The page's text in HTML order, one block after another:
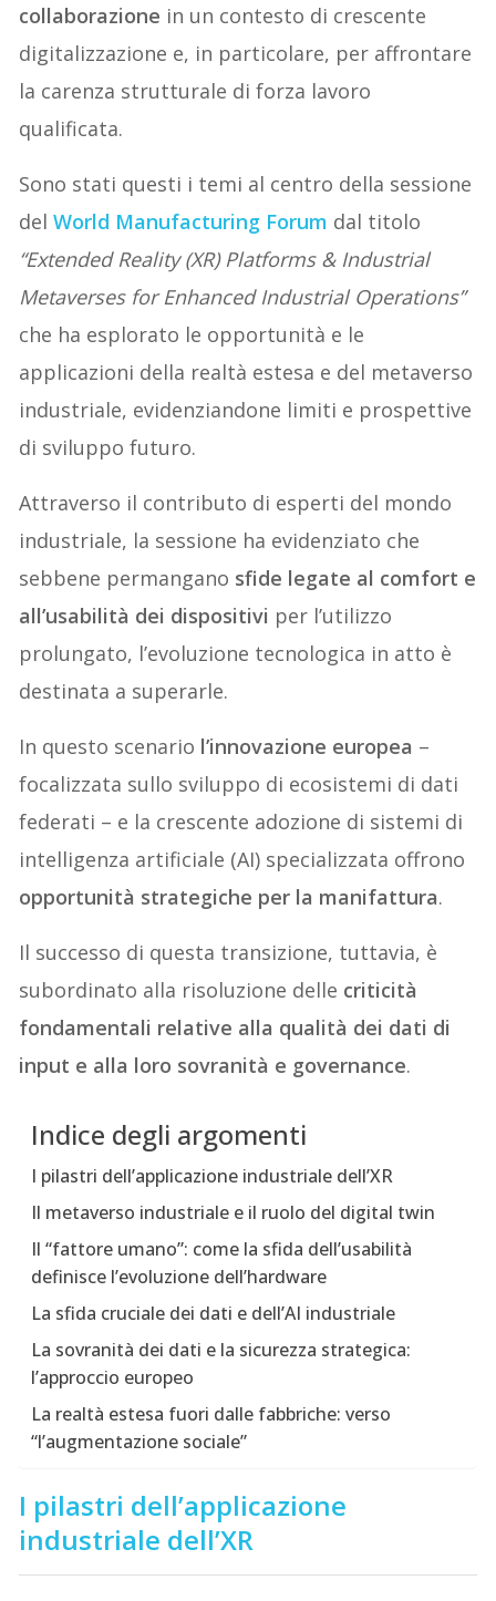
collaborazione in un contesto di crescente
digitalizzazione e, in particolare, per affrontare
la carenza strutturale di forza lavoro
qualificata.
Sono stati questi i temi al centro della sessione
del World Manufacturing Forum dal titolo
“Extended Reality (XR) Platforms & Industrial
Metaverses for Enhanced Industrial Operations”
che ha esplorato le opportunità e le
applicazioni della realtà estesa e del metaverso
industriale, evidenziandone limiti e prospettive
di sviluppo futuro.
Attraverso il contributo di esperti del mondo
industriale, la sessione ha evidenziato che
sebbene permangano sfide legate al comfort e
all’usabilità dei dispositivi per l’utilizzo
prolungato, l’evoluzione tecnologica in atto è
destinata a superarle.
In questo scenario l’innovazione europea –
focalizzata sullo sviluppo di ecosistemi di dati
federati – e la crescente adozione di sistemi di
intelligenza artificiale (AI) specializzata offrono
opportunità strategiche per la manifattura.
Il successo di questa transizione, tuttavia, è
subordinato alla risoluzione delle criticità
fondamentali relative alla qualità dei dati di
input e alla loro sovranità e governance.
Indice degli argomenti
I pilastri dell’applicazione industriale dell’XR
Il metaverso industriale e il ruolo del digital twin
Il “fattore umano”: come la sfida dell’usabilità
definisce l’evoluzione dell’hardware
La sfida cruciale dei dati e dell’AI industriale
La sovranità dei dati e la sicurezza strategica:
l’approccio europeo
La realtà estesa fuori dalle fabbriche: verso
“l’augmentazione sociale”
I pilastri dell’applicazione
industriale dell’XR